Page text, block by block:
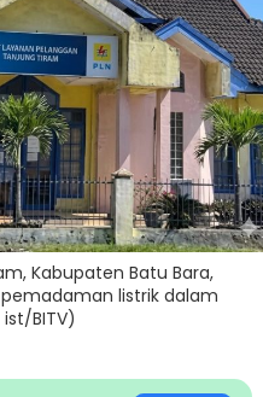
Kabupaten Batu Bara,
listrik dalam
BITV)